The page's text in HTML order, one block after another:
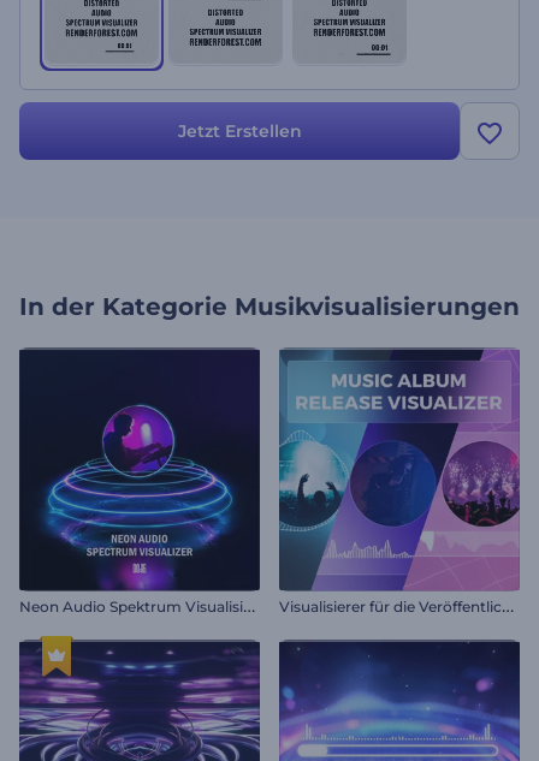
Jetzt Erstellen
In der Kategorie Musikvisualisierungen
N
eon Audio Spektrum Visualisierer V
isualisierer für die Veröffentlichung von Musikalben